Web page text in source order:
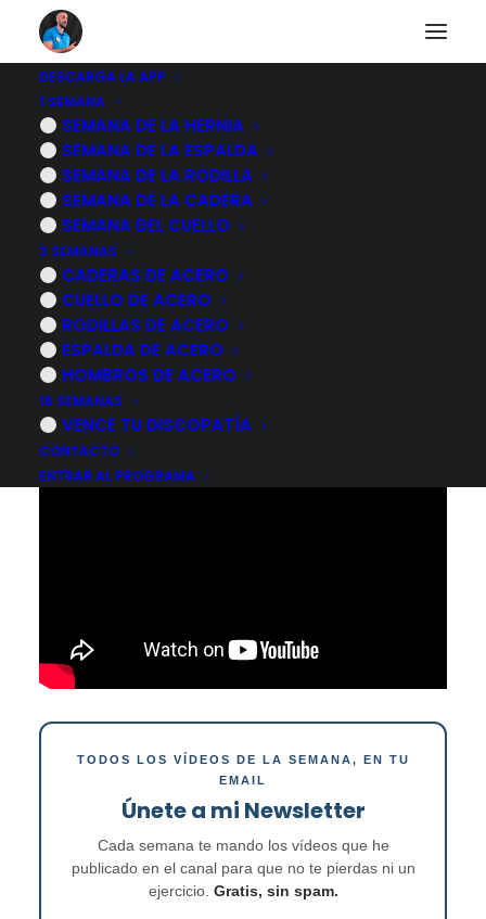
DESCARGA LA APP
1 SEMANA
SEMANA DE LA HERNIA
SEMANA DE LA ESPALDA
SEMANA DE LA RODILLA
SEMANA DE LA CADERA
SEMANA DEL CUELLO
3 SEMANAS
CADERAS DE ACERO
CUELLO DE ACERO
RODILLAS DE ACERO
ESPALDA DE ACERO
HOMBROS DE ACERO
16 SEMANAS
VENCE TU DISCOPATÍA
CONTACTO
ENTRAR AL PROGRAMA
Metatarsalgia
vendaje para aliviar
el dolor
7 NOVIEMBRE, 2022 | POR
TODOS LOS VÍDEOS DE LA SEMANA, EN TU
EMAIL
Únete a mi Newsletter
Cada semana te mando los vídeos que he
publicado en el canal para que no te pierdas ni un
ejercicio. Gratis, sin spam.